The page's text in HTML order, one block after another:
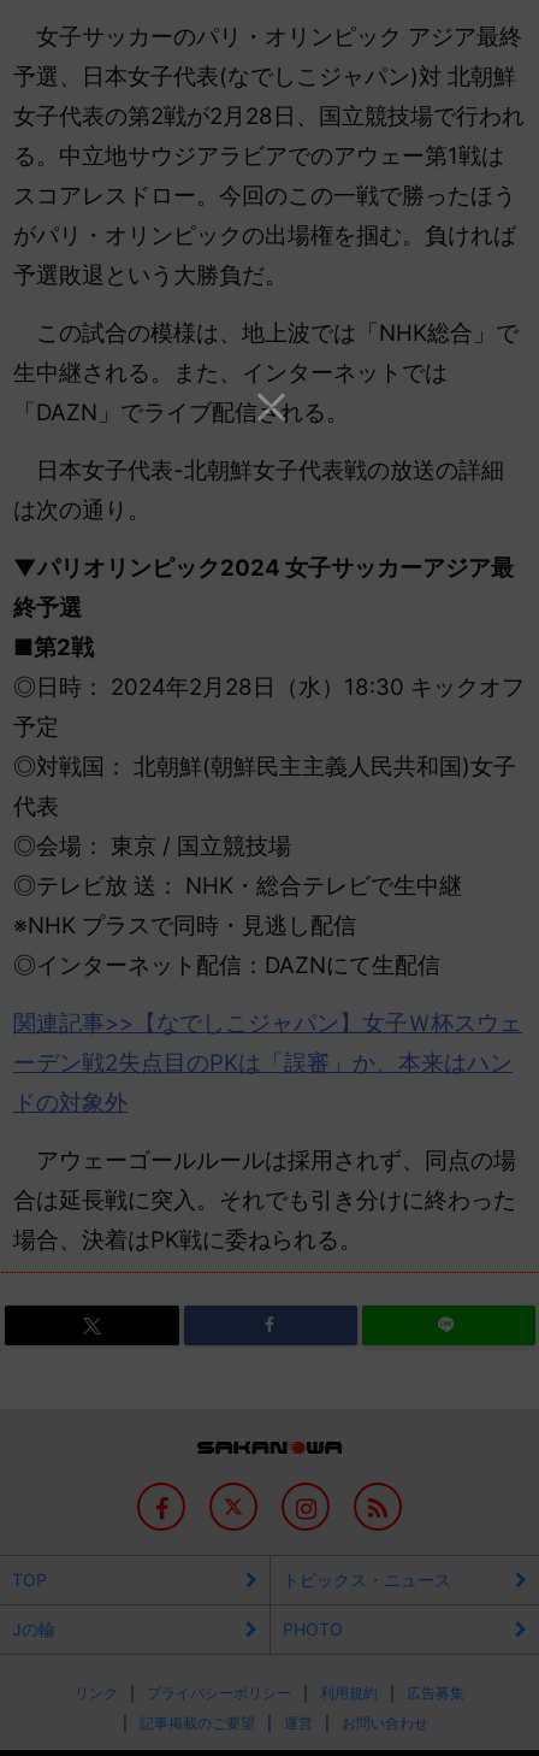
女子サッカーのパリ・オリンピック アジア最終
予選、日本女子代表(なでしこジャパン)対 北朝鮮
女子代表の第2戦が2月28日、国立競技場で行われ
る。中立地サウジアラビアでのアウェー第1戦は
スコアレスドロー。今回のこの一戦で勝ったほう
がパリ・オリンピックの出場権を掴む。負ければ
予選敗退という大勝負だ。
この試合の模様は、地上波では「NHK総合」で
生中継される。また、インターネットでは
「DAZN」でライブ配信される。
日本女子代表-北朝鮮女子代表戦の放送の詳細
は次の通り。
▼パリオリンピック2024 女子サッカーアジア最
終予選
■第2戦
◎日時： 2024年2月28日（水）18:30 キックオフ
予定
◎対戦国： 北朝鮮(朝鮮民主主義人民共和国)女子
代表
◎会場： 東京 / 国立競技場
◎テレビ放 送： NHK・総合テレビで生中継
※NHK プラスで同時・見逃し配信
◎インターネット配信：DAZNにて生配信
関連記事>>【なでしこジャパン】女子Ｗ杯スウェ
ーデン戦2失点目のPKは「 誤審 」か、本来はハン
ドの対象外
アウェーゴールルールは採用されず、同点の場
合は延長戦に突入。それでも引き分けに終わった
場合、決着はPK戦に委ねられる。
TOP トピックス・ニュース
Jの輪 PHOTO
リンク プライバシーポリシー 利用規約
広告募集
記事掲載のご要望
運営 お問い合わせ